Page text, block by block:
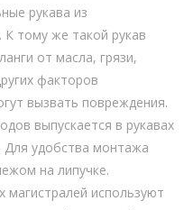
рукава из
тому же такой рукав
от масла, грязи,
факторов
вызвать повреждения.
выпускается в рукавах
Для удобства монтажа
на липучке.
магистралей используют